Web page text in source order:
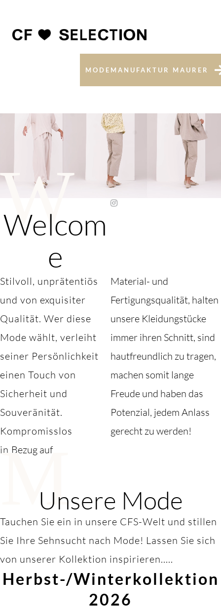
MODEMANUFAKTUR MAURER
W
Welcom
e
Stilvoll, unprätentiös
und von exquisiter
Qualität. Wer diese
Mode wählt, verleiht
seiner Persönlichkeit
einen Touch von
Sicherheit und
Souveränität.
Kompromisslos
in Bezug auf
Material- und
Fertigungsqualität, halten
unsere Kleidungstücke
immer ihren Schnitt, sind
hautfreundlich zu tragen,
machen somit lange
Freude und haben das
Potenzial, jedem Anlass
gerecht zu werden!
MUnsere Mode
Tauchen Sie ein in unsere CFS-Welt und stillen
Sie Ihre Sehnsucht nach Mode! Lassen Sie sich
von unserer Kollektion inspirieren.....
Herbst-/Winterkollektion
2026